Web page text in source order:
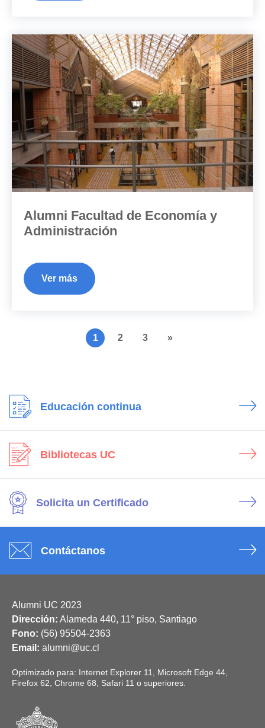
Alumni Facultad de Economía y
Administración
Ver más
1 2 3 »
Educación continua
Bibliotecas UC
Solicita un Certificado
Contáctanos
Alumni UC 2023
Dirección: Alameda 440, 11° piso, Santiago
Fono: (56) 95504-2363
Email: alumni@uc.cl
Optimizado para: Internet Explorer 11, Microsoft Edge 44,
Firefox 62, Chrome 68, Safari 11 o superiores.